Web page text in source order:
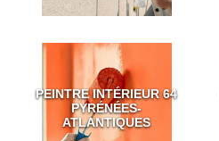
PEINTRE INTÉRIEUR 64
PYRÉNÉES-
ATLANTIQUES